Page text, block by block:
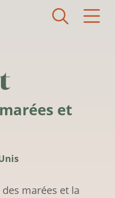
et
marées et la